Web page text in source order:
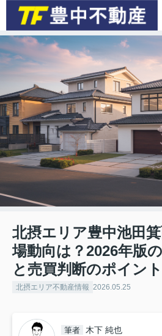
北摂エリア豊中池田
場動向は？2026年版
と売買判断のポイント
北摂エリア不動産情報 2026.05.25
筆者 木下 純也